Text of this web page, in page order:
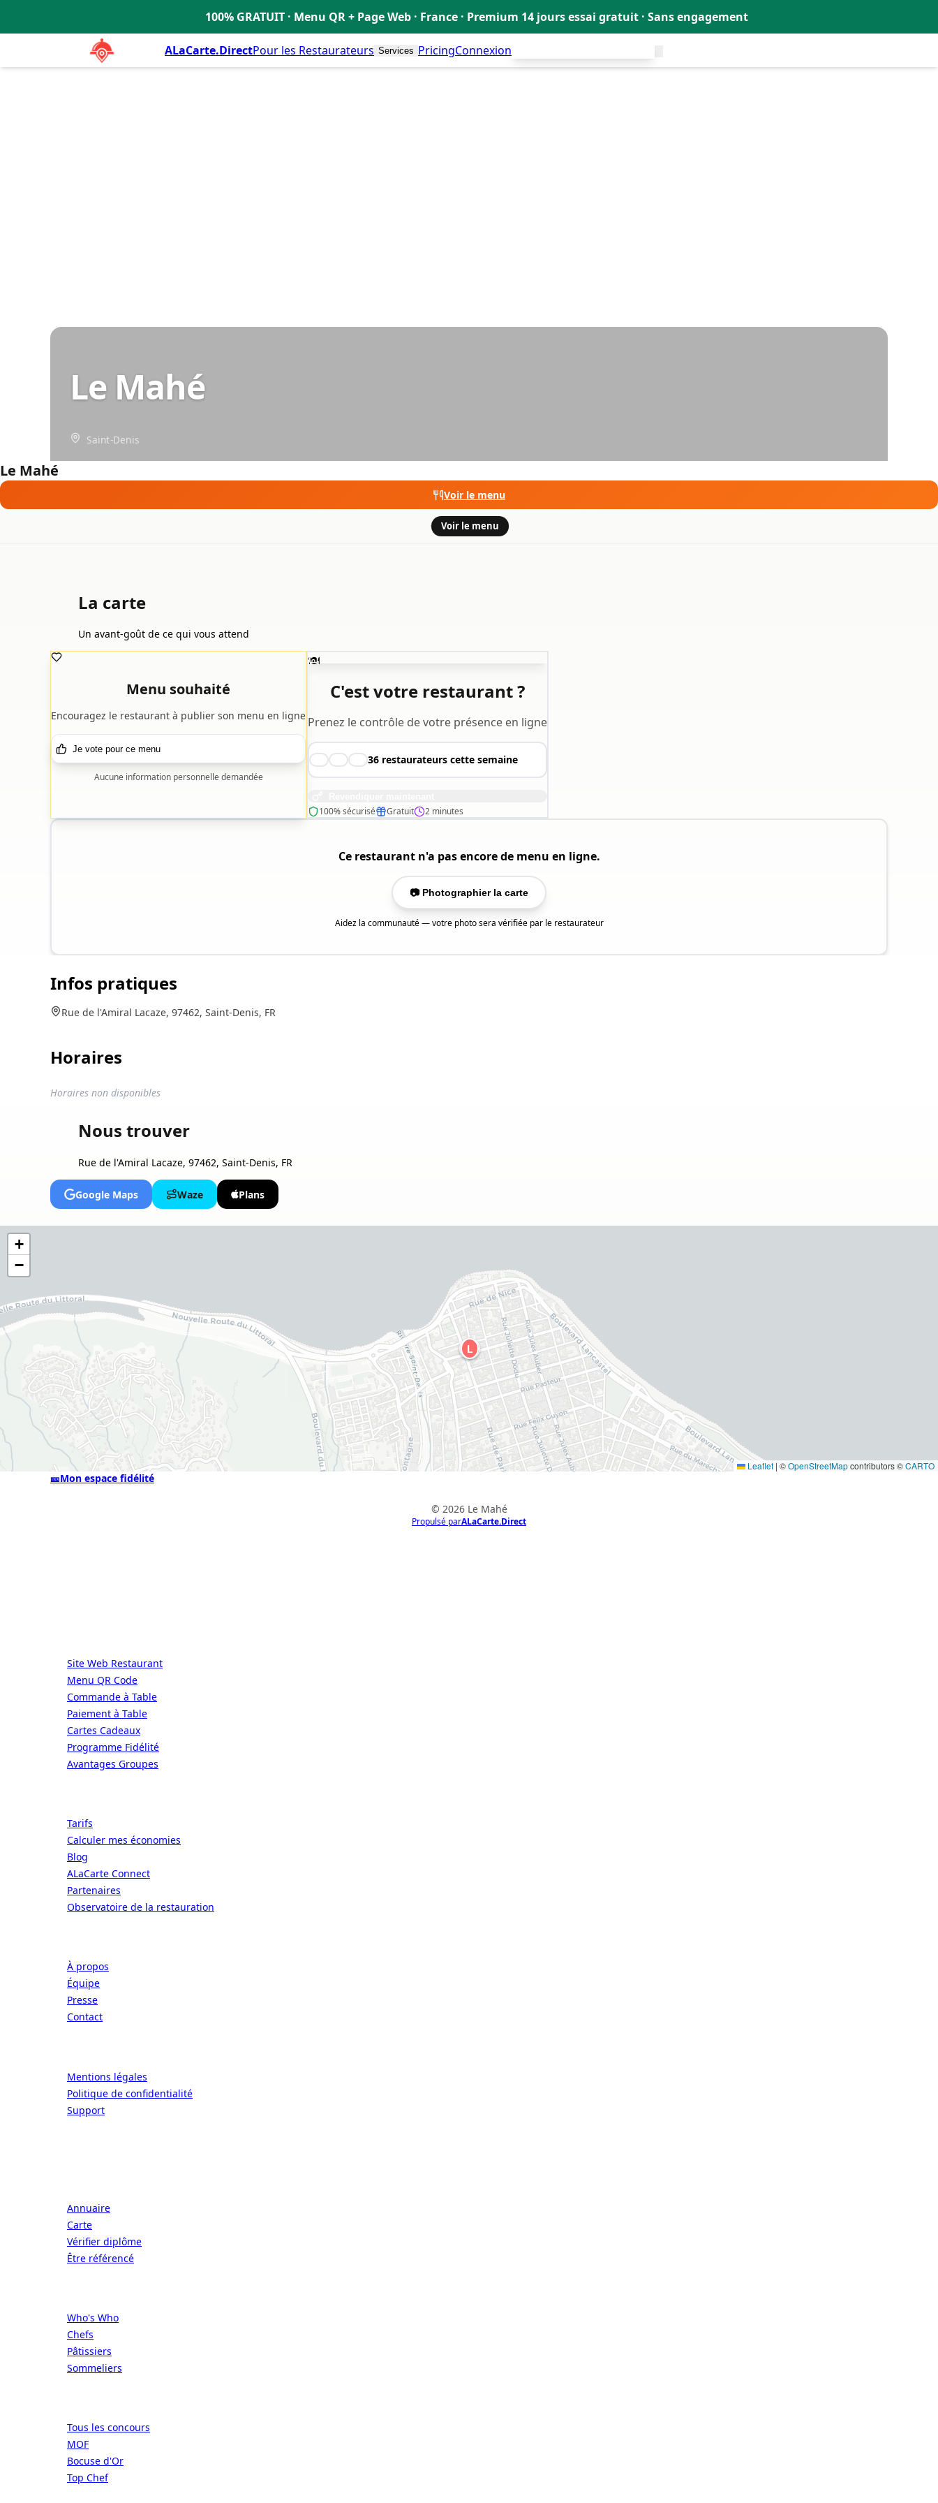
100% GRATUIT · Menu QR + Page Web · France · Premium 14 jours essai gratuit · Sans engagement
ALaCarte.DirectPour les Restaurateurs Services PricingConnexion
Le Mahé
Saint-Denis
Le Mahé
Voir le menu
· Voir le menu
La carte
Un avant-goût de ce qui vous attend
Menu souhaité
Encouragez le restaurant à publier son menu en ligne
Je vote pour ce menu
Aucune information personnelle demandée
🍽️
C'est votre restaurant ?
Prenez le contrôle de votre présence en ligne
👨‍🍳 👩‍🍳 🧑‍🍳36 restaurateurs cette semaine
100% sécurisé Gratuit 2 minutes
Ce restaurant n'a pas encore de menu en ligne.
📷 Photographier la carte
Aidez la communauté — votre photo sera vérifiée par le restaurateur
Infos pratiques
Rue de l'Amiral Lacaze, 97462, Saint-Denis, FR
Horaires
Horaires non disponibles
Nous trouver
Rue de l'Amiral Lacaze, 97462, Saint-Denis, FR
Google Maps Waze Plans
L
+
−
Leaflet | ©OpenStreetMapcontributors ©CARTO
🎫Mon espace fidélité
© 2026 Le Mahé
Propulsé parALaCarte.Direct
Site Web Restaurant
Menu QR Code
Commande à Table
Paiement à Table
Cartes Cadeaux
Programme Fidélité
Avantages Groupes
Tarifs
Calculer mes économies
Blog
ALaCarte Connect
Partenaires
Observatoire de la restauration
À propos
Équipe
Presse
Contact
Mentions légales
Politique de confidentialité
Support
Annuaire
Carte
Vérifier diplôme
Être référencé
Who's Who
Chefs
Pâtissiers
Sommeliers
Tous les concours
MOF
Bocuse d'Or
Top Chef